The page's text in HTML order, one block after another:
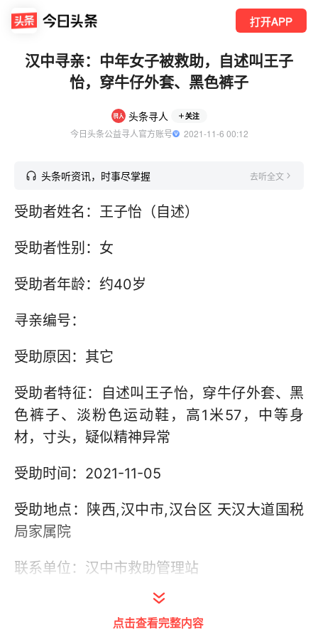
打开APP
汉中寻亲：中年女子被救助，自述叫王子
怡，穿牛仔外套、黑色裤子
头条寻人 关注
今日头条公益寻人官方账号
  2021-11-6 00:12
头条听资讯，时事尽掌握 去听全文
受助者姓名：王子怡（自述）
受助者性别：女
受助者年龄：约40岁
寻亲编号：
受助原因：其它
受助者特征：自述叫王子怡，穿牛仔外套、黑
色裤子、淡粉色运动鞋，高1米57，中等身
材，寸头，疑似精神异常
受助时间：2021-11-05
受助地点：陕西,汉中市,汉台区 天汉大道国税
局家属院
联系单位：汉中市救助管理站
联系电话：18091616564，0916-2315362
点击查看完整内容